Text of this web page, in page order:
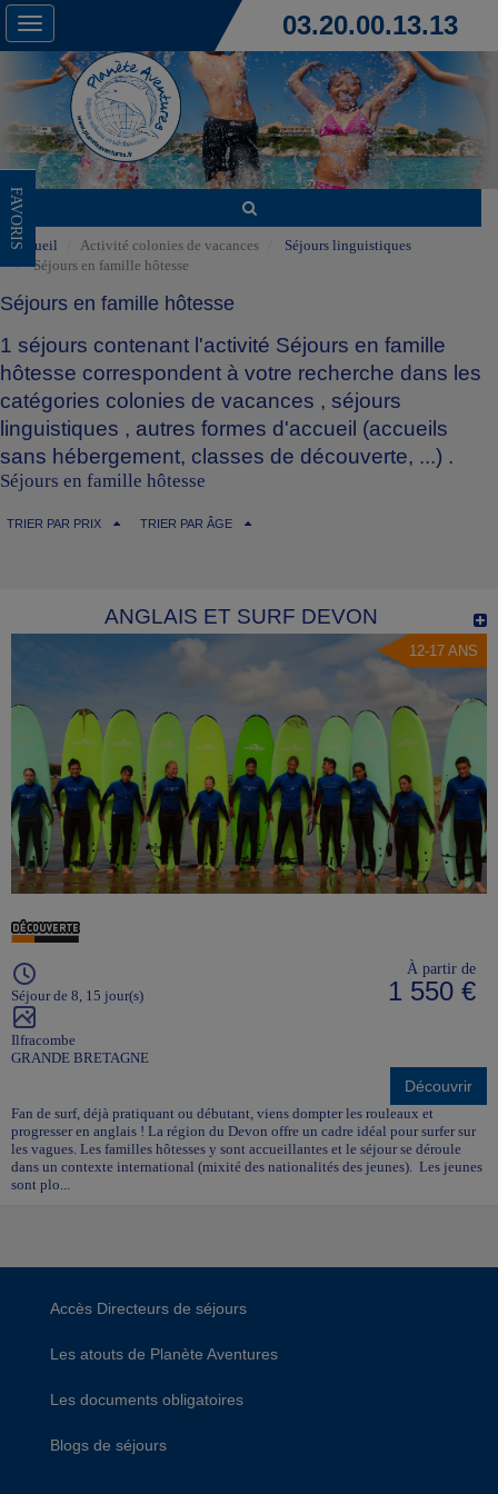
Toggle
navigation
03.20.00.13.13
FAVORIS
Accueil Activité colonies de vacances
Séjours linguistiques
Séjours en famille hôtesse
Séjours en famille hôtesse
1 séjours contenant l'activité Séjours en famille
hôtesse correspondent à votre recherche dans les
catégories colonies de vacances , séjours
linguistiques , autres formes d'accueil (accueils
sans hébergement, classes de découverte, ...) .
Séjours en famille hôtesse
TRIER PAR PRIX TRIER PAR ÂGE
ANGLAIS ET SURF DEVON
12-17 ANS
Séjour de 8, 15 jour(s)
Ilfracombe
GRANDE BRETAGNE
À partir de
1 550 €
Découvrir
Fan de surf, déjà pratiquant ou débutant, viens dompter les rouleaux et
progresser en anglais ! La région du Devon offre un cadre idéal pour surfer sur
les vagues. Les familles hôtesses y sont accueillantes et le séjour se déroule
dans un contexte international (mixité des nationalités des jeunes). Les jeunes
sont plo...
Accès Directeurs de séjours
Les atouts de Planète Aventures
Les documents obligatoires
Blogs de séjours